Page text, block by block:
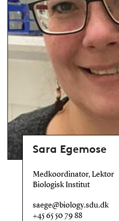
Sara Egemose
Medkoordinator, Lektor
Biologisk Institut
saege@biology.sdu.dk
+45 65 50 79 88